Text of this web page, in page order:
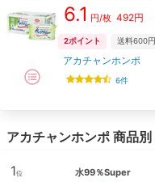
6.1 円/枚 492円
2ポイント 送料600円
アカチャンホンポ
6件
アカチャンホンポ 商品別
1位 水99％Super